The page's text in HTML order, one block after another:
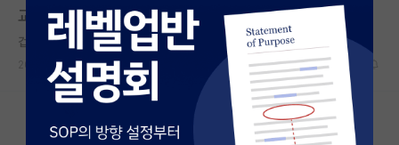
국내대학원 정보
연구실&오픈랩
커뮤니티
커뮤니티 홈
교수님 의견이랑 선배 의견이 다른데 어찌합니까?
겁먹은 그레고어 멘델
2025.04.13 20 2450